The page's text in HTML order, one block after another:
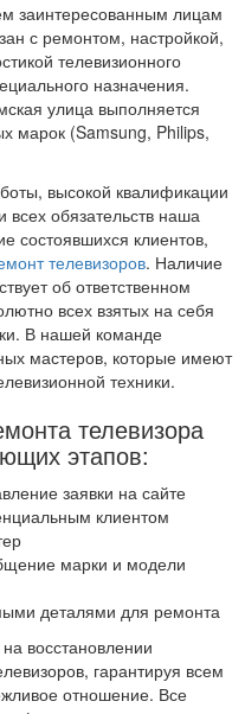
заинтересованным лицам
с ремонтом, настройкой,
телевизионного
назначения.
улица выполняется
марок (Samsung, Philips,
высокой квалификации
всех обязательств наша
состоявшихся клиентов,
телевизоров. Наличие
об ответственном
всех взятых на себя
В нашей команде
мастеров, которые имеют
техники.
телевизора
этапов:
заявки на сайте
клиентом
марки и модели
деталями для ремонта
восстановлении
гарантируя всем
отношение. Все